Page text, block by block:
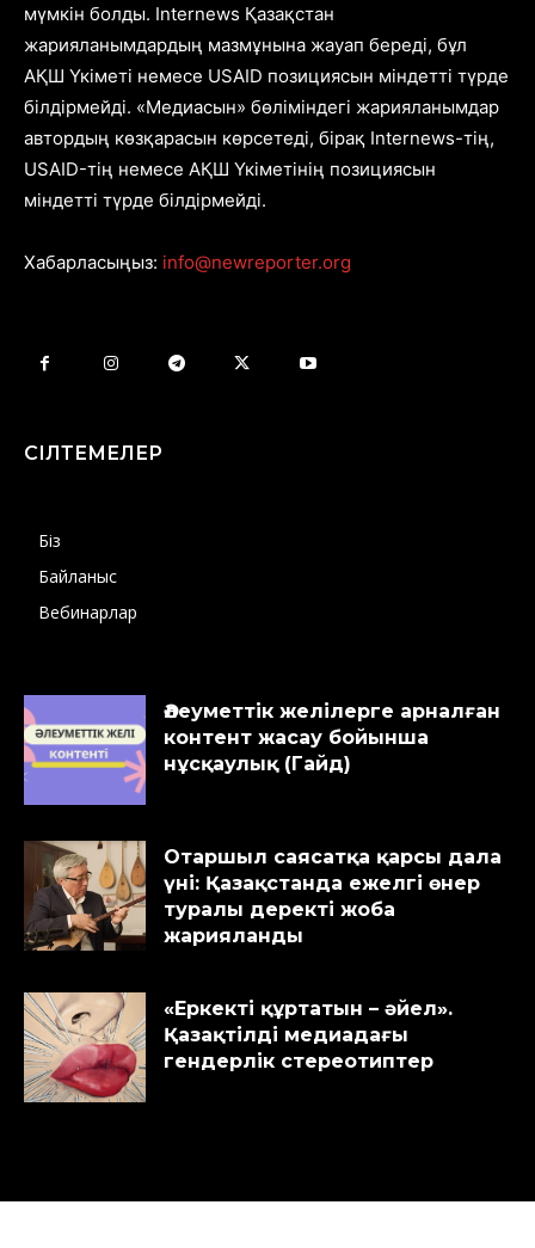
мүмкін болды. Internews Қазақстан
жарияланымдардың мазмұнына жауап береді, бұл
АҚШ Үкіметі немесе USAID позициясын міндетті түрде
білдірмейді. «Медиасын» бөліміндегі жарияланымдар
автордың көзқарасын көрсетеді, бірақ Internews-тің,
USAID-тің немесе АҚШ Үкіметінің позициясын
міндетті түрде білдірмейді.
Хабарласыңыз: info@newreporter.org
СІЛТЕМЕЛЕР
Біз
Байланыс
Вебинарлар
Әлеуметтік желілерге арналған
контент жасау бойынша
нұсқаулық (Гайд)
Отаршыл саясатқа қарсы дала
үні: Қазақстанда ежелгі өнер
туралы деректі жоба
жарияланды
«Еркекті құртатын – әйел».
Қазақтілді медиадағы
гендерлік стереотиптер